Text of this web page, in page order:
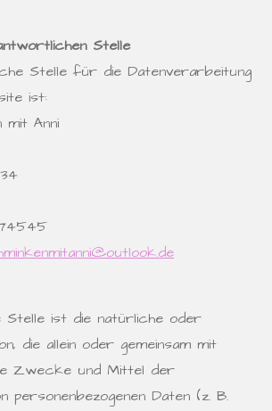
Stelle
Stelle für die Datenverarbeitung
ist:
mit Anni
ist die natürliche oder
die allein oder gemeinsam mit
Zwecke und Mittel der
personenbezogenen Daten (z. B.